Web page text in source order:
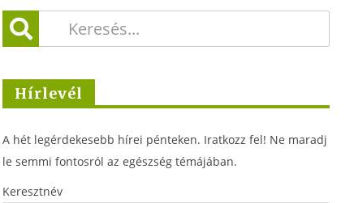
Hírlevél
A hét legérdekesebb hírei pénteken. Iratkozz fel! Ne maradj
le semmi fontosról az egészség témájában.
Keresztnév